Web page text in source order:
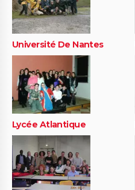
Université De Nantes
Lycée Atlantique